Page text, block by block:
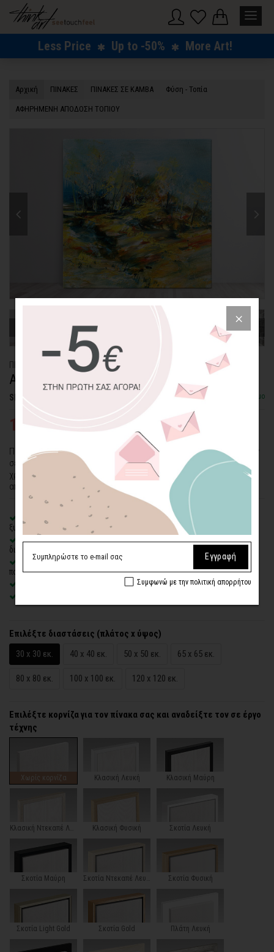
Less Price Up to -50% More Art!
Αρχική ΠΙΝΑΚΕΣ ΠΙΝΑΚΕΣ ΣΕ ΚΑΜΒΑ Φύση - Τοπία
ΑΦΗΡΗΜΕΝΗ ΑΠΟΔΟΣΗ ΤΟΠΙΟΥ
ΠΙΝΑΚΑΣ ΚΑΜΒΑΣ
ΑΦΗΡΗΜΕΝΗ ΑΠΟΔΟΣΗ ΤΟΠΙΟΥ
SKU: CVPS-26-SQ Διαθέσιμο
19,26€
Πολλές κίτρινες, πορτοκαλί, πράσινες και μπλε πινελιές συνθέτουν
σε αυτόν τον πίνακα μια αφηρημένη μορφή φυσικού τοπίου. Αν τα
χρώματα αυτά ταιριάζουν στην παλέτα του χώρου σας, τότε το
αποτέλεσμα θα είναι σίγουρα αρμονικό!
100% πιστοποιημένος βαμβακερός καμβάς
σε τελάρο φυσικής
ξυλείας
Οικολογική εκτύπωσημε μελάνια νερού latex, χωρίς χημικούς
διαλύτες και οσμές
Δυνατότητα προσθήκηςξύλινης διακοσμητικής κορνίζαςμε
πολλές επιλογές
, ένας – ένας πίνακας κατά παραγγελία
Επιλέξτε διαστάσεις (πλάτος x ύψος)
30 x 30 εκ.
40 x 40 εκ. 50 x 50 εκ. 65 x 65 εκ.
80 x 80 εκ. 100 x 100 εκ. 120 x 120 εκ.
Επιλέξτε κορνίζα για τον πίνακα σας και αναδείξτε τον σε έργο
τέχνης
Χωρίς κορνίζα Κλασική Λευκή Κλασική Μαύρη
Κλασική Φυσική Σκοτία Λευκή
Σκοτία Μαύρη Σκοτία Φυσική
Σκοτία Light Gold Σκοτία Gold Πλάτη Λευκή
Εγγραφή
Συμφωνώ με την πολιτική απορρήτου